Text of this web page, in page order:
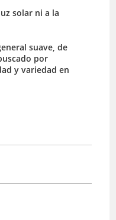
solar ni a la
suave, de
por
y variedad en